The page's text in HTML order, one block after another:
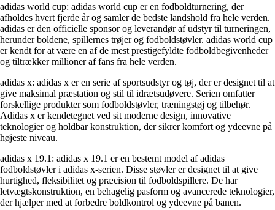
adidas world cup: adidas world cup er en fodboldturnering, der
afholdes hvert fjerde år og samler de bedste landshold fra hele verden.
adidas er den officielle sponsor og leverandør af udstyr til turneringen,
herunder boldene, spillernes trøjer og fodboldstøvler. adidas world cup
er kendt for at være en af de mest prestigefyldte fodboldbegivenheder
og tiltrækker millioner af fans fra hele verden.
adidas x: adidas x er en serie af sportsudstyr og tøj, der er designet til at
give maksimal præstation og stil til idrætsudøvere. Serien omfatter
forskellige produkter som fodboldstøvler, træningstøj og tilbehør.
Adidas x er kendetegnet ved sit moderne design, innovative
teknologier og holdbar konstruktion, der sikrer komfort og ydeevne på
højeste niveau.
adidas x 19.1: adidas x 19.1 er en bestemt model af adidas
fodboldstøvler i adidas x-serien. Disse støvler er designet til at give
hurtighed, fleksibilitet og præcision til fodboldspillere. De har
letvægtskonstruktion, en behagelig pasform og avancerede teknologier,
der hjælper med at forbedre boldkontrol og ydeevne på banen.